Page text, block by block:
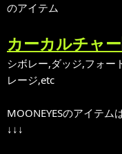
のアイテム
カーカルチャ
シボレー,ダッジ,フォー
レージ,etc
MOONEYESのアイテム
↓↓↓